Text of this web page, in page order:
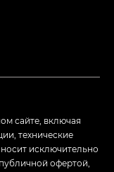
сайте, включая
технические
исключительно
офертой,